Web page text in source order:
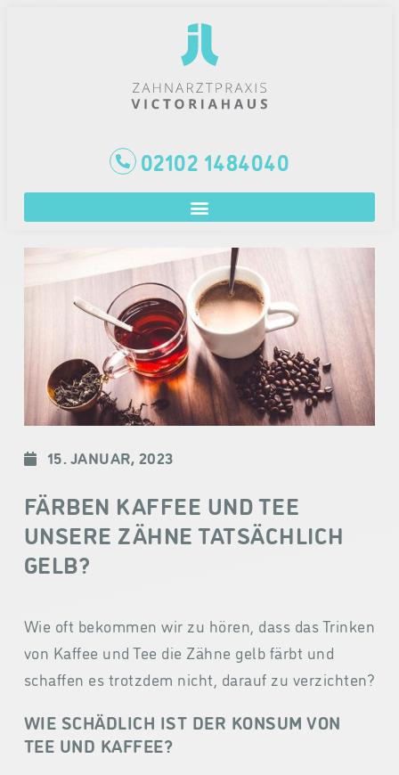
02102 1484040
15. JANUAR, 2023
FÄRBEN KAFFEE UND TEE
UNSERE ZÄHNE TATSÄCHLICH
GELB?
Wie oft bekommen wir zu hören, dass das Trinken
von Kaffee und Tee die Zähne gelb färbt und
schaffen es trotzdem nicht, darauf zu verzichten?
WIE SCHÄDLICH IST DER KONSUM VON
TEE UND KAFFEE?